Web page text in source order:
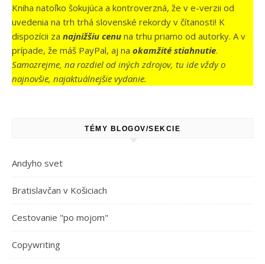
Kniha natoľko šokujúca a kontroverzná, že v e-verzii od
uvedenia na trh trhá slovenské rekordy v čítanosti! K
dispozícii za najnižšiu cenu na trhu priamo od autorky. A v
prípade, že máš PayPal, aj na okamžité stiahnutie.
Samozrejme, na rozdiel od iných zdrojov, tu ide vždy o
najnovšie, najaktuálnejšie vydanie.
TÉMY BLOGOV/SEKCIE
Andyho svet
Bratislavčan v Košiciach
Cestovanie "po mojom"
Copywriting